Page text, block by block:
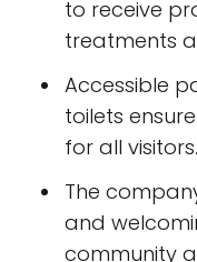
to receive
treatments
Accessible
toilets
for all visitors.
The
and
community